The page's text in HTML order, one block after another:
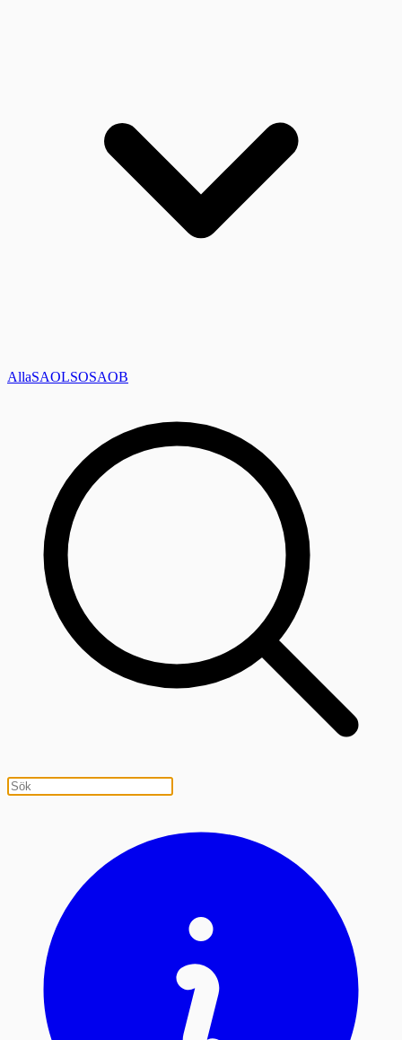
AllaSAOLSOSAOB